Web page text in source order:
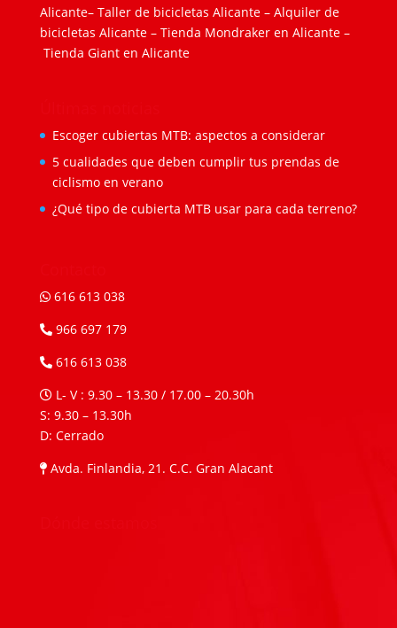
Alicante– Taller de bicicletas Alicante– Alquiler de
bicicletas Alicante– Tienda Mondraker en Alicante–
Tienda Giant en Alicante
Escoger cubiertas MTB: aspectos a considerar
5 cualidades que deben cumplir tus prendas de
ciclismo en verano
¿Qué tipo de cubierta MTB usar para cada terreno?
616 613 038
966 697 179
616 613 038
L- V : 9.30 – 13.30 / 17.00 – 20.30h
S: 9.30 – 13.30h
D: Cerrado
Avda. Finlandia, 21. C.C. Gran Alacant